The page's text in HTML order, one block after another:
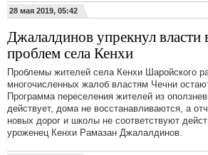
28 мая 2019, 05:42
Джалалдинов упрекнул власти
проблем села Кенхи
Проблемы жителей села Кенхи Шаройского
многочисленных жалоб властям Чечни
Программа переселения жителей из
действует, дома не восстанавливаются, а
новых дорог и школы не соответствуют
уроженец Кенхи Рамазан Джалалдинов.